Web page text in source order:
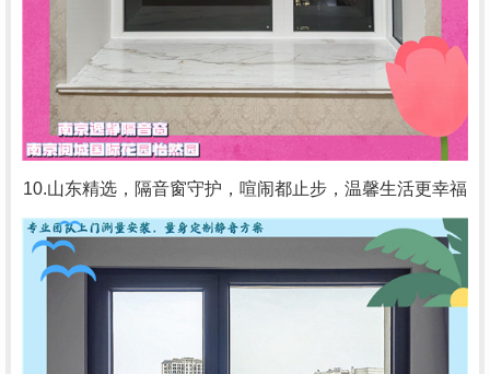
10.山东精选，隔音窗守护，喧闹都止步，温馨生活更幸福